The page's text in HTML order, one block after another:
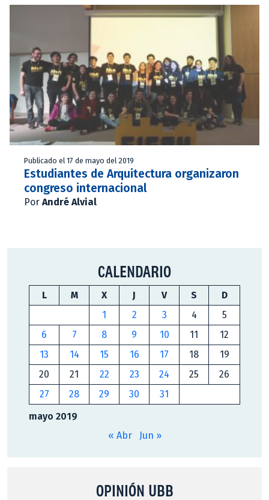
Publicado el 17 de mayo del 2019
Estudiantes de Arquitectura organizaron
congreso internacional
Por André Alvial
CALENDARIO
mayo 2019
L M X J V S
D
1
2 3 4
5
6
7 8 9 10 11
12
13
14 15 16 17 18
19
20
21 22 23 24 25
26
27
28 29 30 31
« Abr Jun »
OPINIÓN UBB